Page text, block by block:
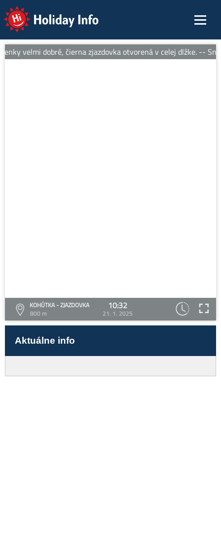
Holiday Info
velmi dobré, čierna zjazdovka otvorená v celej dlžke. --
KOHÚTKA - ZJAZDOVKA
800 m
10:32
21. 1. 2025
Aktuálne info